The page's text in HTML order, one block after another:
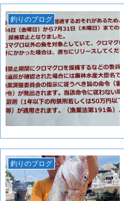
釣りのブログ
釣りのブログ